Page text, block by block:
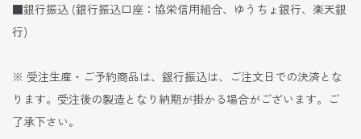
■銀行振込 (銀行振込口座：協栄信用組合、ゆうちょ銀行、楽天銀
行)
※ 受注生産・ご予約商品は、銀行振込は、ご注文日での決済とな
ります。受注後の製造となり納期が掛かる場合がございます。ご
了承下さい。